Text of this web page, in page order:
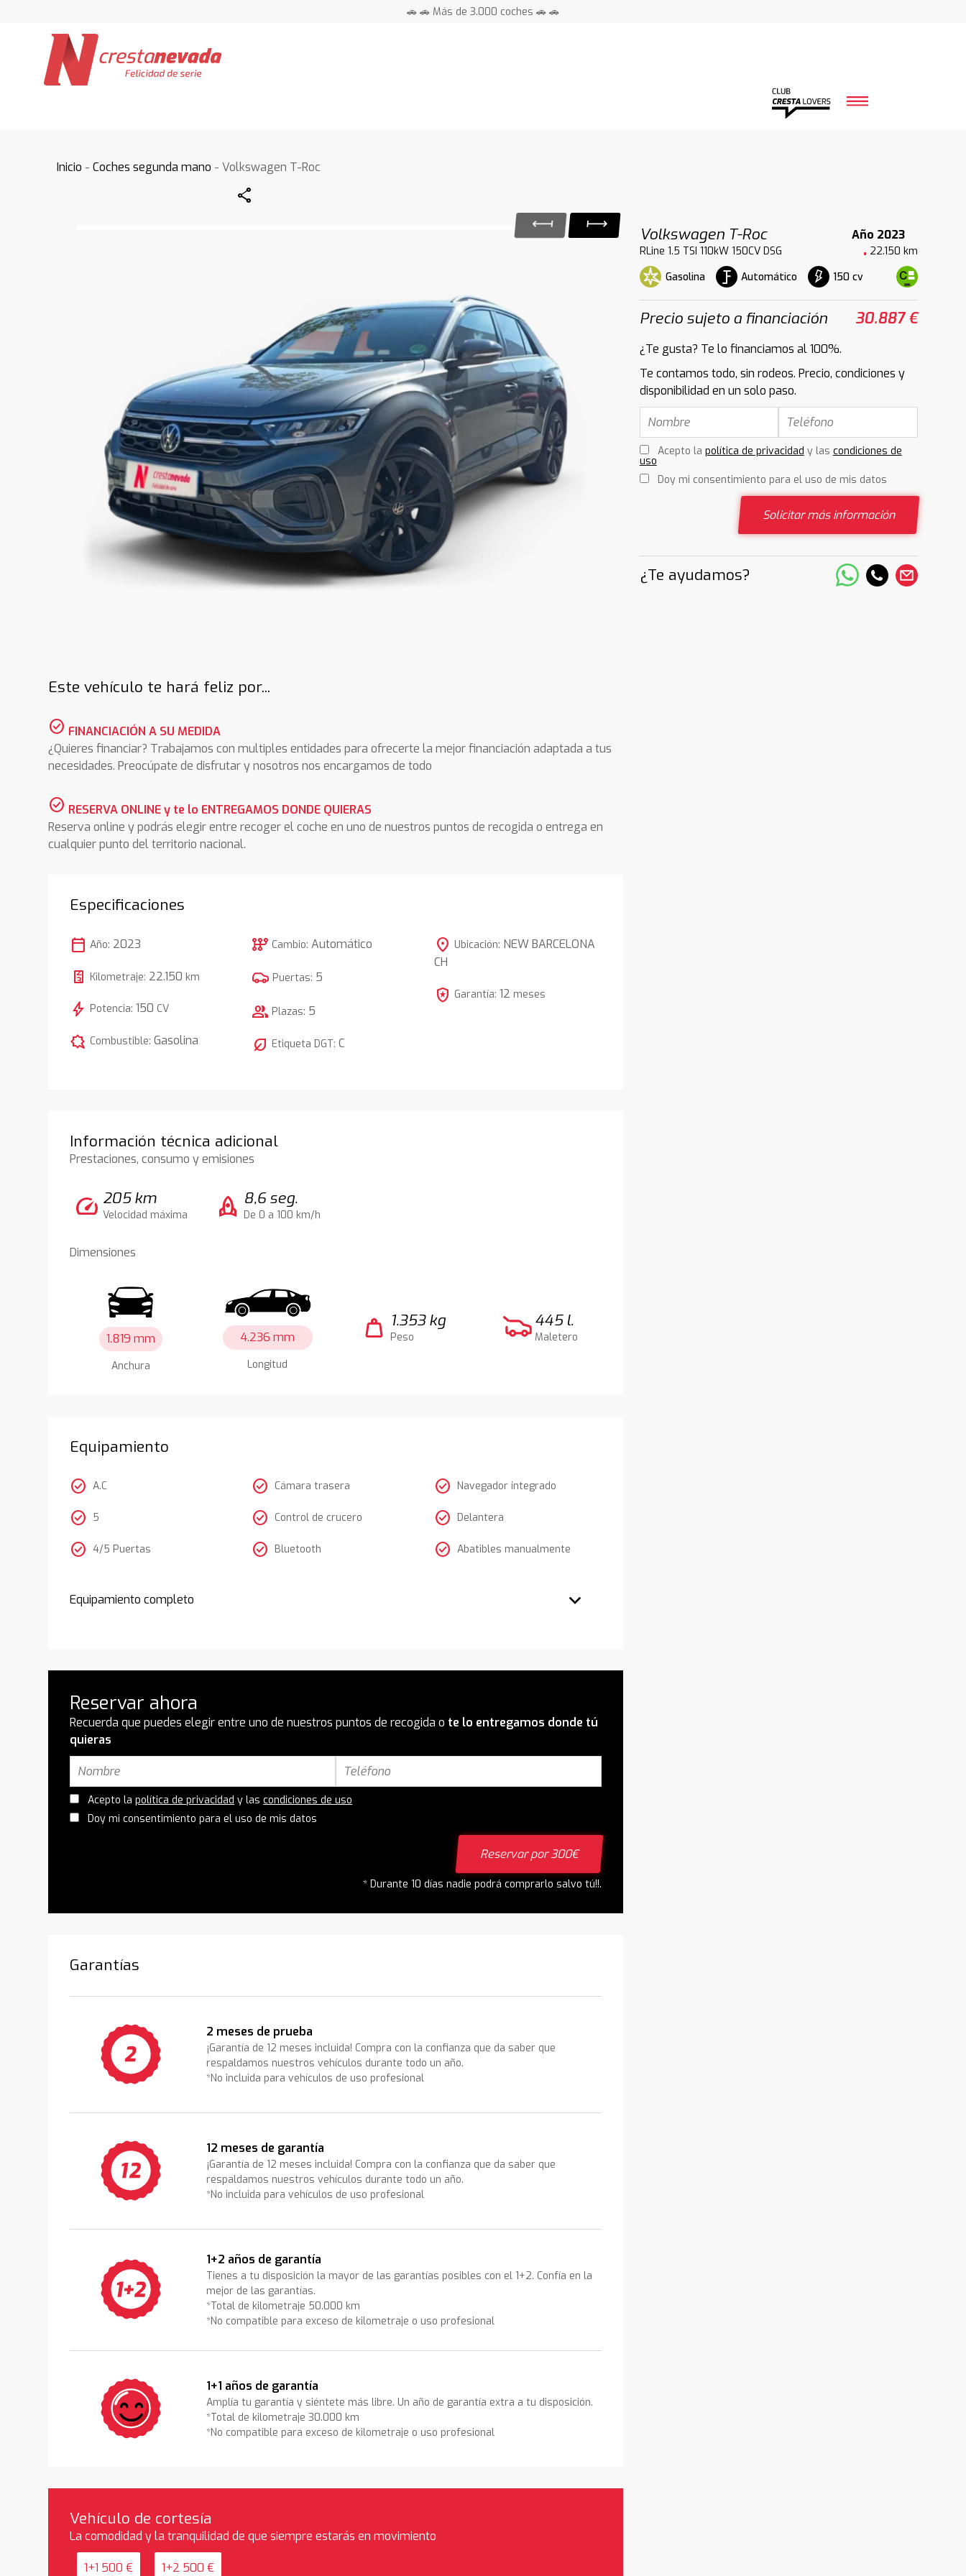
🚗 🚗 Más de 3.000 coches 🚗 🚗
Inicio -Coches segunda mano - Volkswagen T-Roc
Share
Volkswagen T-Roc
Año 2023
RLine 1.5 TSI 110kW 150CV DSG
22.150 km
Gasolina
Automático 150 cv
Precio sujeto a financiación 30.887 €
¿Te gusta? Te lo financiamos al 100%.
Te contamos todo, sin rodeos. Precio, condiciones y
disponibilidad en un solo paso.
Acepto la política de privacidad y las condiciones de
uso
Doy mi consentimiento para el uso de mis datos
Solicitar más información
¿Te ayudamos?
Este vehículo te hará feliz por...
check_circle FINANCIACIÓN A SU MEDIDA
¿Quieres financiar? Trabajamos con multiples entidades para ofrecerte la mejor financiación adaptada a tus
necesidades. Preocúpate de disfrutar y nosotros nos encargamos de todo
check_circle RESERVA ONLINE y te lo ENTREGAMOS DONDE QUIERAS
Reserva online y podrás elegir entre recoger el coche en uno de nuestros puntos de recogida o entrega en
cualquier punto del territorio nacional.
Especificaciones
calendar_today Año: 2023
Kilometraje: 22.150 km
bolt Potencia:150 CV
comic_bubble Combustible:Gasolina
auto_transmission Cambio:Automático
Puertas: 5
group Plazas: 5
nest_eco_leaf Etiqueta DGT:C
location_on Ubicación: NEW BARCELONA
CH
local_police Garantía: 12 meses
Información técnica adicional
Prestaciones, consumo y emisiones
speed 205 km
Velocidad máxima rocket 8,6 seg.
De 0 a 100 km/h
Dimensiones
1.819 mm
Anchura
4.236 mm
Longitud
weight 1.353 kg
Peso
445 l.
Maletero
Equipamiento
check_circle A.C
check_circle 5
check_circle 4/5 Puertas
check_circle Cámara trasera
check_circle Control de crucero
check_circle Bluetooth
check_circle Navegador integrado
check_circle Delantera
check_circle Abatibles manualmente
Equipamiento completo
Reservar ahora
Recuerda que puedes elegir entre uno de nuestros puntos de recogida o te lo entregamos donde tú
quieras
Acepto lapolítica de privacidad y lascondiciones de uso
Doy mi consentimiento para el uso de mis datos
Reservar por 300€
* Durante 10 días nadie podrá comprarlo salvo tú!!.
Garantías
2 meses de prueba
¡Garantía de 12 meses incluida! Compra con la confianza que da saber que
respaldamos nuestros vehículos durante todo un año.
*No incluida para vehículos de uso profesional
12 meses de garantía
¡Garantía de 12 meses incluida! Compra con la confianza que da saber que
respaldamos nuestros vehículos durante todo un año.
*No incluida para vehículos de uso profesional
1+2 años de garantía
Tienes a tu disposición la mayor de las garantías posibles con el 1+2. Confía en la
mejor de las garantías.
*Total de kilometraje 50.000 km
*No compatible para exceso de kilometraje o uso profesional
1+1 años de garantía
Amplía tu garantía y siéntete más libre. Un año de garantía extra a tu disposición.
*Total de kilometraje 30.000 km
*No compatible para exceso de kilometraje o uso profesional
Vehículo de cortesía
La comodidad y la tranquilidad de que siempre estarás en movimiento
1+1 500 € 1+2 500 €